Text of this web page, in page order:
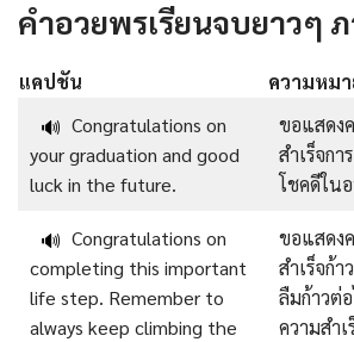
คำอวยพรเรียนจบยาวๆ
แคปชัน
ความหม
🔊 Congratulations on
your graduation and good
luck in the future.
ขอแสดง
สำเร็จก
โชคดีใน
🔊 Congratulations on
completing this important
life step. Remember to
always keep climbing the
ขอแสดง
สำเร็จก้
ลืมก้าวต่
ความสำ